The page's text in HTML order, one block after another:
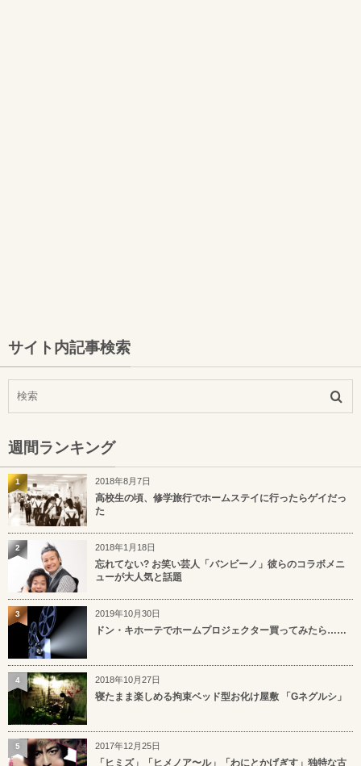
サイト内記事検索
週間ランキング
2018年8月7日
高校生の頃、修学旅行でホームステイに行ったらゲイだっ
た
1
2018年1月18日
忘れてない? お笑い芸人「バンビーノ」彼らのコラボメニ
ューが大人気と話題
2
2019年10月30日
ドン・キホーテでホームプロジェクター買ってみたら……
3
2018年10月27日
寝たまま楽しめる拘束ベッド型お化け屋敷 「Gネグルシ」
4
2017年12月25日
「ヒミズ」「ヒメノア〜ル」「わにとかげぎす」独特な古
5